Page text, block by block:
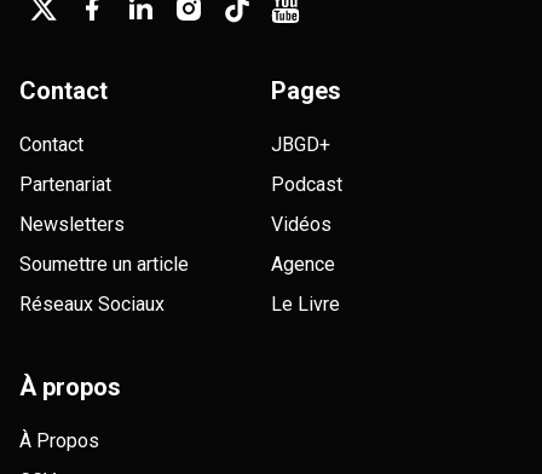
Contact
Contact
Partenariat
Newsletters
Soumettre un article
Réseaux Sociaux
Pages
JBGD+
Podcast
Vidéos
Agence
Le Livre
À propos
À Propos